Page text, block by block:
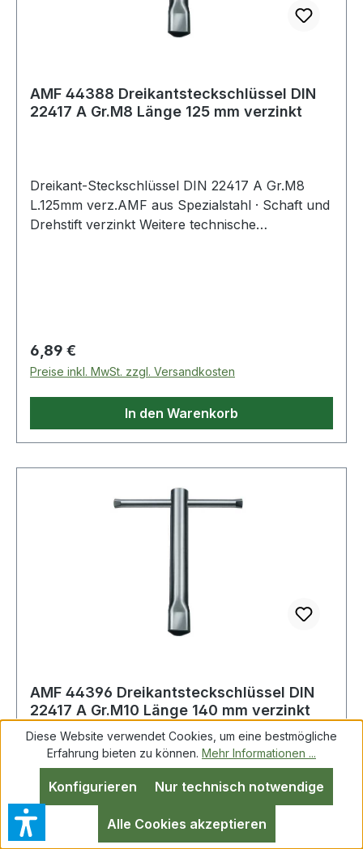
AMF 44388 Dreikantsteckschlüssel DIN
22417 A Gr.M8 Länge 125 mm verzinkt
Dreikant-Steckschlüssel DIN 22417 A Gr.M8
L.125mm verz.AMF aus Spezialstahl · Schaft und
Drehstift verzinkt Weitere technische
Regulärer Preis:
6,89 €
Preise inkl. MwSt. zzgl. Versandkosten
In den Warenkorb
AMF 44396 Dreikantsteckschlüssel DIN
22417 A Gr.M10 Länge 140 mm verzinkt
Dreikant-Steckschlüssel DIN 22417 A Gr.M10
L.140mm verz.AMF aus Spezialstahl · Schaft und
Drehstift verzinkt Weitere technische
Eigenschaften: · Oberfläche: verzinkt · Material:
Diese Website verwendet Cookies, um eine bestmögliche
Erfahrung bieten zu können. Mehr Informationen ...
Nur technisch notwendige
Konfigurieren
Alle Cookies akzeptieren